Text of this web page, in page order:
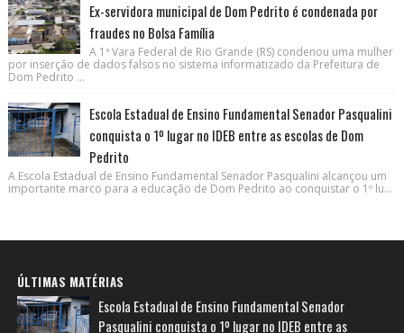
Ex-servidora municipal de Dom Pedrito é condenada por
fraudes no Bolsa Família
A 1ª Vara Federal de Rio Grande (RS) condenou uma mulher
por inserção de dados falsos no sistema informatizado da Prefeitura de
Dom Pedrito ...
Escola Estadual de Ensino Fundamental Senador Pasqualini
conquista o 1º lugar no IDEB entre as escolas de Dom
Pedrito
A Escola Estadual de Ensino Fundamental Senador Pasqualini alcançou um
importante marco para a educação de Dom Pedrito ao conquistar o 1º lu...
ÚLTIMAS MATÉRIAS
Escola Estadual de Ensino Fundamental Senador
Pasqualini conquista o 1º lugar no IDEB entre as